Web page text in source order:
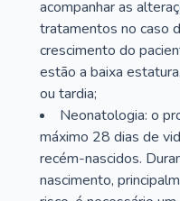
acompanhar as
tratamentos no caso
crescimento do
estão a baixa
ou tardia;
Neonatologia: o
máximo 28 dias de
recém-nascidos.
nascimento,